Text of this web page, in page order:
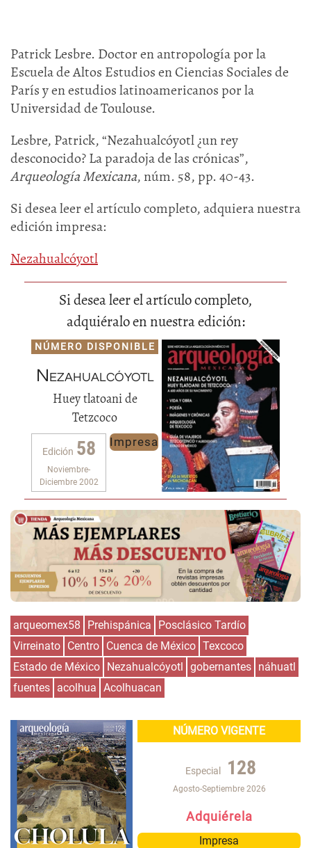
Patrick Lesbre. Doctor en antropología por la
Escuela de Altos Estudios en Ciencias Sociales de
París y en estudios latinoamericanos por la
Universidad de Toulouse.
Lesbre, Patrick, “Nezahualcóyotl ¿un rey
desconocido? La paradoja de las crónicas”,
Arqueología Mexicana, núm. 58, pp. 40-43.
Si desea leer el artículo completo, adquiera nuestra
edición impresa:
Nezahualcóyotl
Si desea leer el artículo completo,
adquiéralo en nuestra edición:
NÚMERO DISPONIBLE
Nezahualcóyotl
Huey tlatoani de
Tetzcoco
Edición 58
Noviembre-
Diciembre 2002
Impresa
arqueomex58 Prehispánica
Posclásico Tardío
Virreinato Centro Cuenca de México Texcoco
Estado de México Nezahualcóyotl gobernantes náhuatl
fuentes acolhua Acolhuacan
NÚMERO VIGENTE
Especial 128
Agosto-Septiembre 2026
Adquiérela
Impresa